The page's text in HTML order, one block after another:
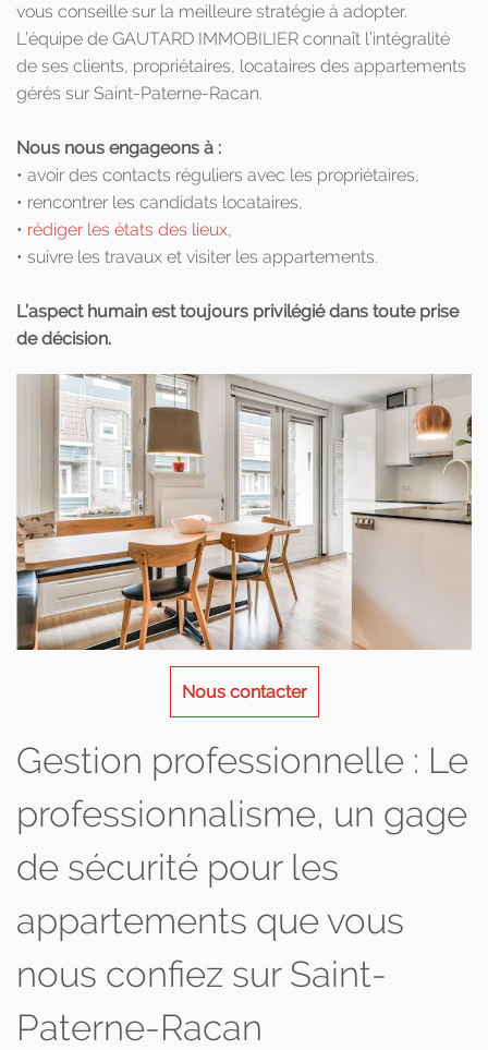
vous conseille sur la meilleure stratégie à adopter.
L’équipe de GAUTARD IMMOBILIER connaît l’intégralité
de ses clients, propriétaires, locataires des appartements
gérés sur Saint-Paterne-Racan.
Nous nous engageons à :
• avoir des contacts réguliers avec les propriétaires,
• rencontrer les candidats locataires,
• rédiger les états des lieux,
• suivre les travaux et visiter les appartements.
L’aspect humain est toujours privilégié dans toute prise
de décision.
Nous contacter
Gestion professionnelle : Le
professionnalisme, un gage
de sécurité pour les
appartements que vous
nous confiez sur Saint-
Paterne-Racan